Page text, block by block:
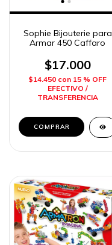
Sophie Bijouterie para
Armar 450 Caffaro
$17.000
$14.450 con 15 % OFF
EFECTIVO /
TRANSFERENCIA